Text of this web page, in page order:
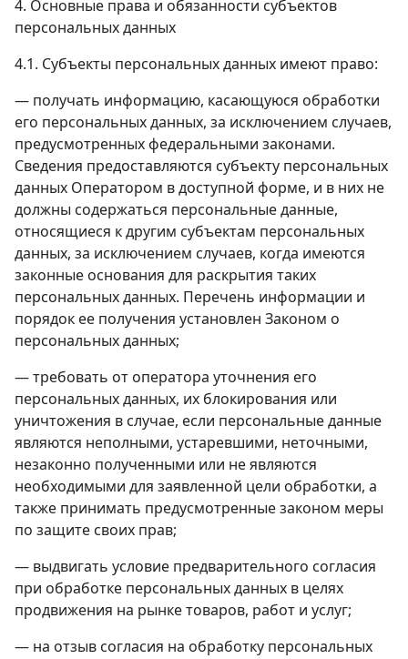
4. Основные права и обязанности субъектов
персональных данных
4.1. Субъекты персональных данных имеют право:
— получать информацию, касающуюся обработки
его персональных данных, за исключением случаев,
предусмотренных федеральными законами.
Сведения предоставляются субъекту персональных
данных Оператором в доступной форме, и в них не
должны содержаться персональные данные,
относящиеся к другим субъектам персональных
данных, за исключением случаев, когда имеются
законные основания для раскрытия таких
персональных данных. Перечень информации и
порядок ее получения установлен Законом о
персональных данных;
— требовать от оператора уточнения его
персональных данных, их блокирования или
уничтожения в случае, если персональные данные
являются неполными, устаревшими, неточными,
незаконно полученными или не являются
необходимыми для заявленной цели обработки, а
также принимать предусмотренные законом меры
по защите своих прав;
— выдвигать условие предварительного согласия
при обработке персональных данных в целях
продвижения на рынке товаров, работ и услуг;
— на отзыв согласия на обработку персональных